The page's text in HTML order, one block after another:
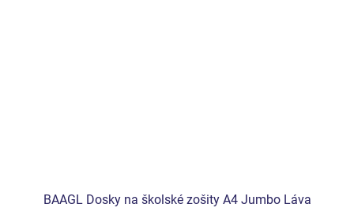
BAAGL Dosky na školské zošity A4 Jumbo Láva